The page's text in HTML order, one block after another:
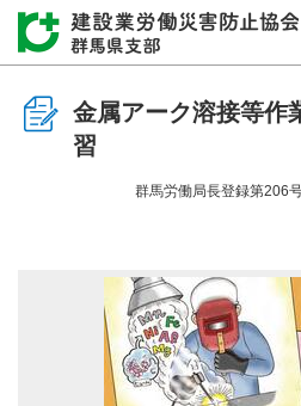
金属アーク溶接等作
習
群馬労働局長登録第206